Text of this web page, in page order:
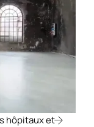
hôpitaux et